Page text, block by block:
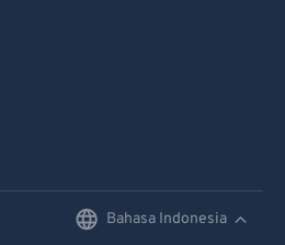
Bahasa Indonesia